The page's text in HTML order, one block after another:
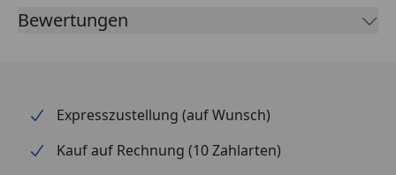
Bewertungen
Expresszustellung (auf Wunsch)
Kauf auf Rechnung (10 Zahlarten)